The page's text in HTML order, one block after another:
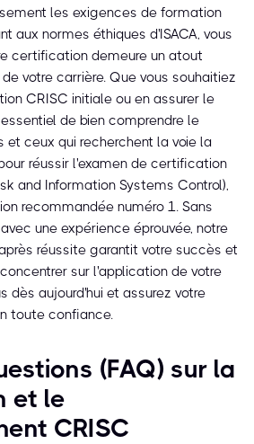
les exigences de formation
aux normes éthiques d'ISACA, vous
certification demeure un atout
votre carrière. Que vous souhaitiez
CRISC initiale ou en assurer le
de bien comprendre le
et ceux qui recherchent la voie la
réussir l'examen de certification
and Information Systems Control),
recommandée numéro 1. Sans
une expérience éprouvée, notre
réussite garantit votre succès et
sur l'application de votre
dès aujourd'hui et assurez votre
toute confiance.
(FAQ) sur la
et le
CRISC